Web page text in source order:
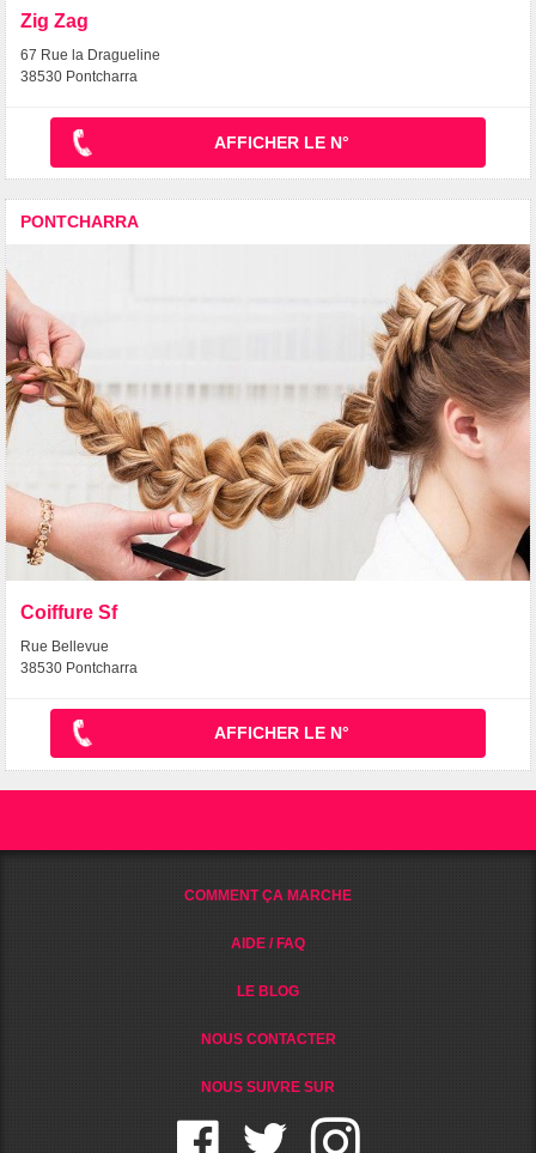
Zig Zag
67 Rue la Dragueline
38530 Pontcharra
AFFICHER LE N°
PONTCHARRA
Coiffure Sf
Rue Bellevue
38530 Pontcharra
AFFICHER LE N°
COMMENT ÇA MARCHE
AIDE / FAQ
LE BLOG
NOUS CONTACTER
NOUS SUIVRE SUR